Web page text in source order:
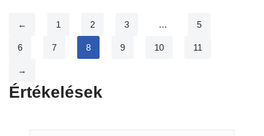
← 1 2 3 … 5
6 7 8 9 10 11
→
Értékelések